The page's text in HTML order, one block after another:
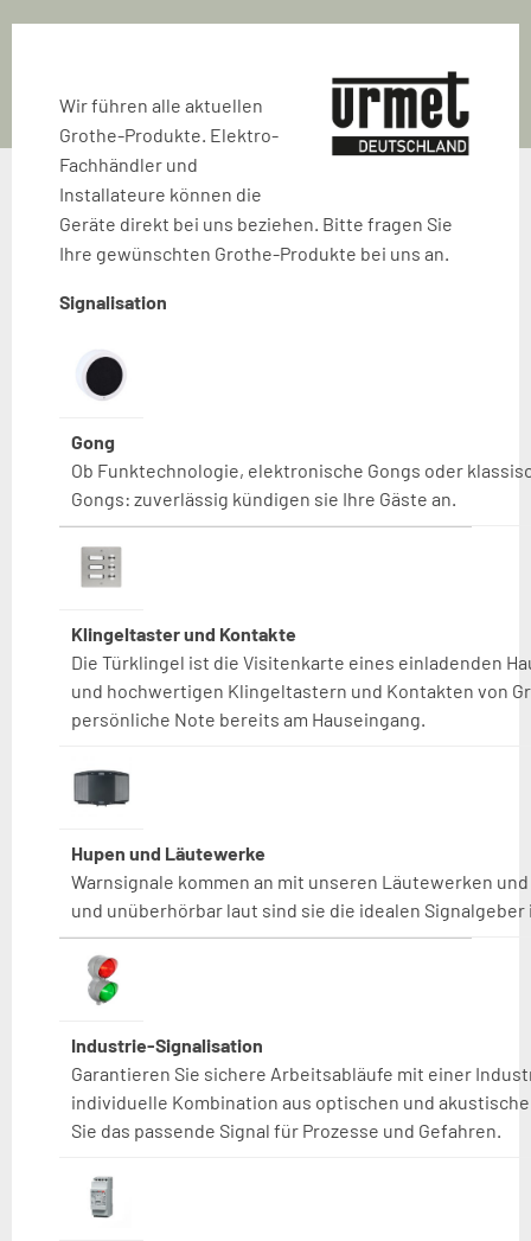
Wir führen alle aktuellen
Grothe-Produkte. Elektro-
Fachhändler und
Installateure können die
Geräte direkt bei uns beziehen. Bitte fragen Sie
Ihre gewünschten Grothe-Produkte bei uns an.
Signalisation
Gong
Ob Funktechnologie, elektronische Gongs oder
Gongs: zuverlässig kündigen sie Ihre Gäste an.
Klingeltaster und Kontakte
Die Türklingel ist die Visitenkarte eines einladenden
und hoch­wertigen Klingeltastern und Kontakten von
persönliche Note bereits am Hauseingang.
Hupen und Läutewerke
Warnsignale kommen an mit unseren Läutewerken
und unüberhörbar laut sind sie die idealen
Industrie-Signalisation
Garantieren Sie sichere Arbeitsabläufe mit einer
individuelle Kom­bination aus optischen und
Sie das passende Signal für Prozesse und Gefahren.